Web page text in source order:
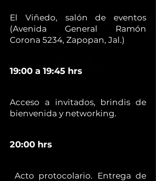
El Viñedo, salón de eventos
(Avenida General Ramón
Corona 5234, Zapopan, Jal.)
19:00 a 19:45 hrs
Acceso a invitados, brindis de
bienvenida y networking.
20:00 hrs
Acto protocolario. Entrega de